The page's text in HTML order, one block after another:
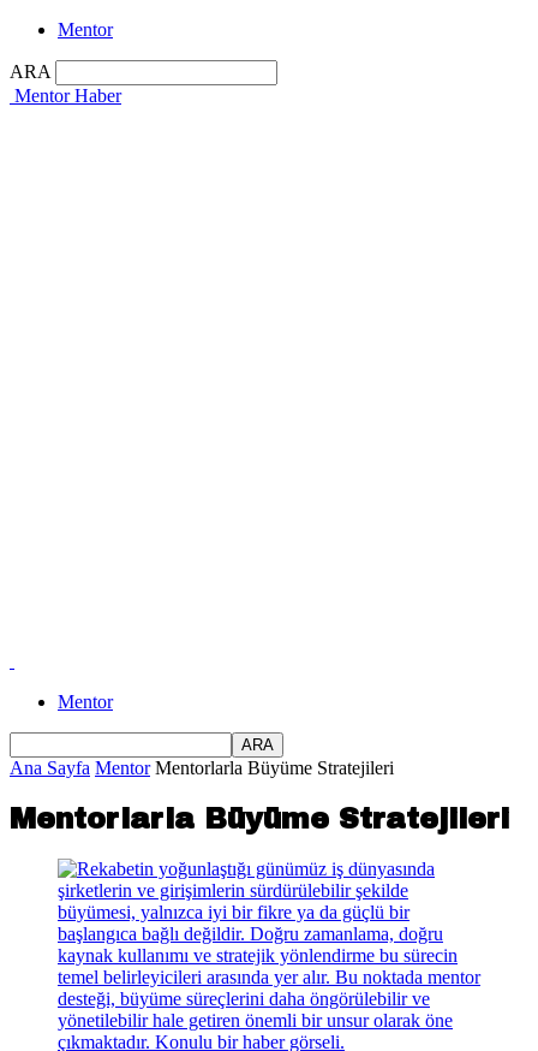
Mentor
ARA
Mentor Haber
Mentor
Ana Sayfa Mentor Mentorlarla Büyüme Stratejileri
Mentorlarla Büyüme Stratejileri